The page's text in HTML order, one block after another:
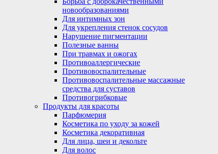
новообразованиями
Для интимных зон
Для укрепления стенок сосудов
Нарушение пигментации
Полезные ванны
При травмах и ожогах
Противоаллергические
Противовоспалительные
Противовоспалительные массажные
средства для суставов
Противогрибковые
Продукты для красоты
Парфюмерия
Косметика по уходу за кожей
Косметика декоративная
Для лица, шеи и декольте
Для волос